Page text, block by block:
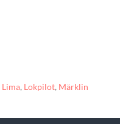
Lima, Lokpilot, Märklin